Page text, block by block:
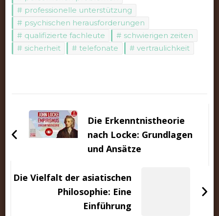
professionelle unterstützung
psychischen herausforderungen
qualifizierte fachleute
schwierigen zeiten
sicherheit
telefonate vertraulichkeit
Die Erkenntnistheorie
nach Locke: Grundlagen
und Ansätze
Die Vielfalt der asiatischen
Philosophie: Eine
Einführung